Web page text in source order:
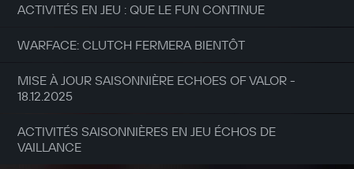
ACTIVITÉS EN JEU : QUE LE FUN CONTINUE
WARFACE: CLUTCH FERMERA BIENTÔT
MISE À JOUR SAISONNIÈRE ECHOES OF VALOR -
18.12.2025
ACTIVITÉS SAISONNIÈRES EN JEU ÉCHOS DE
VAILLANCE